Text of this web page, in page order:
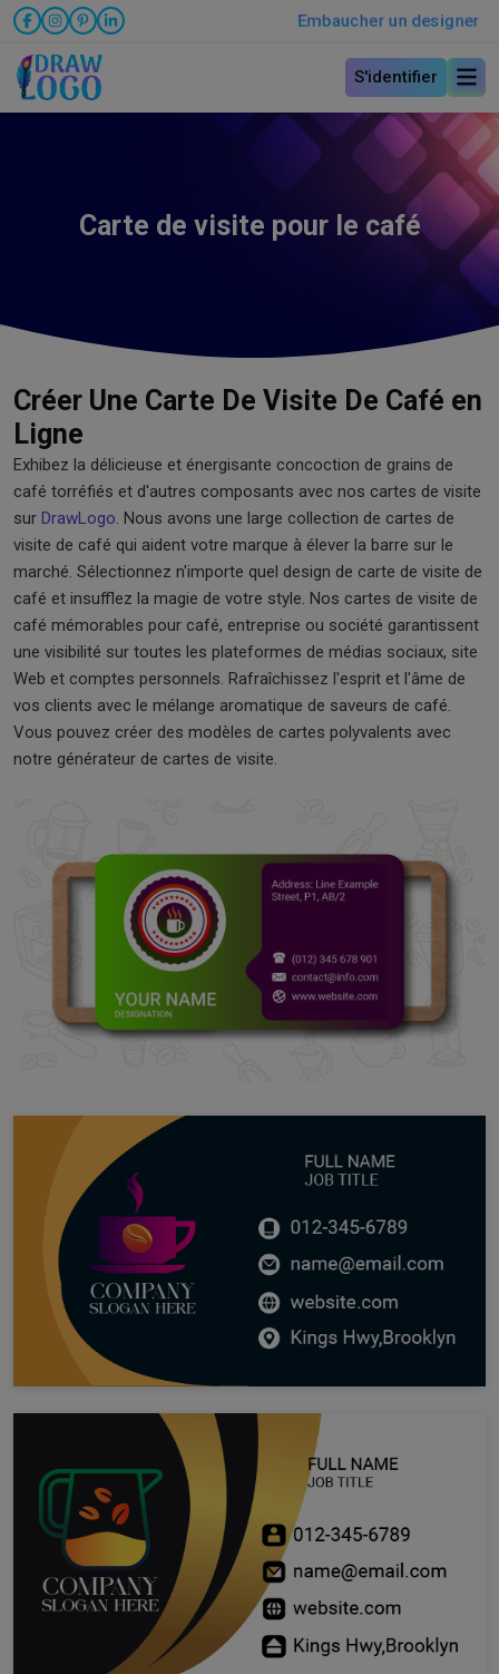
Embaucher un designer
S'identifier
Carte de visite pour le café
Créer Une Carte De Visite De Café en
Ligne
Exhibez la délicieuse et énergisante concoction de grains de
café torréfiés et d'autres composants avec nos cartes de visite
sur DrawLogo. Nous avons une large collection de cartes de
visite de café qui aident votre marque à élever la barre sur le
marché. Sélectionnez n'importe quel design de carte de visite de
café et insufflez la magie de votre style. Nos cartes de visite de
café mémorables pour café, entreprise ou société garantissent
une visibilité sur toutes les plateformes de médias sociaux, site
Web et comptes personnels. Rafraîchissez l'esprit et l'âme de
vos clients avec le mélange aromatique de saveurs de café.
Vous pouvez créer des modèles de cartes polyvalents avec
notre générateur de cartes de visite.